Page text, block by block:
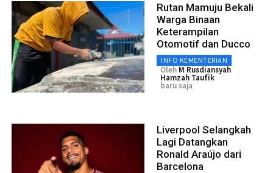
Rutan Mamuju Bekali
Warga Binaan
Keterampilan
Otomotif dan Ducco
INFO KEMENTERIAN
Oleh M Rusdiansyah
Hamzah Taufik
baru saja
Liverpool Selangkah
Lagi Datangkan
Ronald Araújo dari
Barcelona